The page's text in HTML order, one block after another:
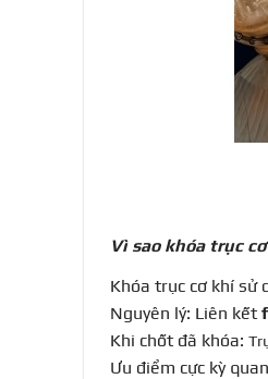
Vì sao khóa trục
Khóa trục cơ khí sử
Nguyên lý: Liên kết
Khi chốt đã khóa:
Ưu điểm cực kỳ